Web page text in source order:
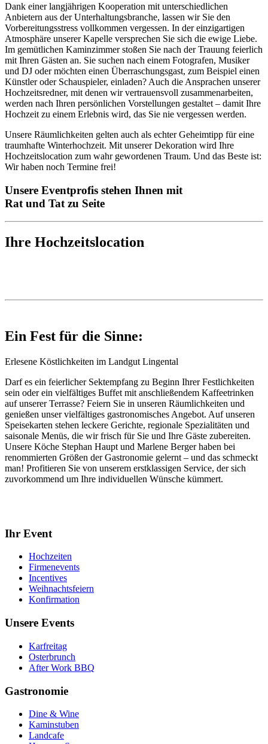
Dank einer langjährigen Kooperation mit unterschiedlichen
Anbietern aus der Unterhaltungsbranche, lassen wir Sie den
Vorbereitungsstress vollkommen vergessen. In der einzigartigen
Atmosphäre unserer Kapelle versprechen Sie sich die ewige Liebe.
Im gemütlichen Kaminzimmer stoßen Sie nach der Trauung feierlich
mit Ihren Gästen an. Sie suchen nach einem Fotografen, Musiker
und DJ oder möchten einen Überraschungsgast, zum Beispiel einen
Künstler oder Schauspieler, einladen? Auch die Ansprachen unserer
Hochzeitsredner, mit denen wir vertrauensvoll zusammenarbeiten,
werden nach Ihren persönlichen Vorstellungen gestaltet – damit Ihre
Hochzeit zu einem Erlebnis wird, das Sie nie vergessen werden.
Unsere Räumlichkeiten gelten auch als echter Geheimtipp für eine
traumhafte Winterhochzeit. Mit unserer Dekoration wird Ihre
Hochzeitslocation zum wahr gewordenen Traum. Und das Beste ist:
Wir haben noch Termine frei!
Unsere Eventprofis stehen Ihnen mit
Rat und Tat zu Seite
Ihre Hochzeitslocation
Ein Fest für die Sinne:
Erlesene Köstlichkeiten im Landgut Lingental
Darf es ein feierlicher Sektempfang zu Beginn Ihrer Festlichkeiten
sein oder ein vielfältiges Buffet mit anschließendem Kaffeetrinken
auf unserer Terrasse? Feiern Sie in unseren Räumlichkeiten und
genießen unser vielfältiges gastronomisches Angebot. Auf unseren
Speisekarten stehen leckere Gerichte, regionale Spezialitäten und
saisonale Menüs, die wir frisch für Sie und Ihre Gäste zubereiten.
Unsere Köche Stephan Haupt und Marlene Berger haben bei
renommierten Größen der Gastronomie gelernt – und das schmeckt
man! Profitieren Sie von unserem erstklassigen Service, der sich
zuvorkommend um Ihre individuellen Wünsche kümmert.
Ihr Event
Hochzeiten
Firmenevents
Incentives
Weihnachtsfeiern
Konfirmation
Unsere Events
Karfreitag
Osterbrunch
After Work BBQ
Gastronomie
Dine & Wine
Kaminstuben
Landcafe